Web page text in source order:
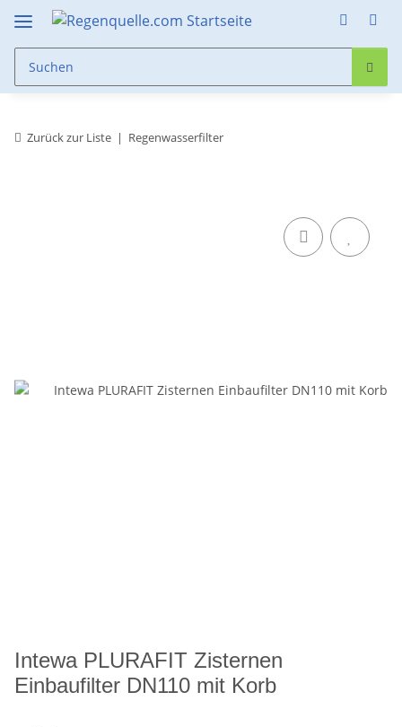
Zurück zur Liste Regenwasserfilter
Intewa PLURAFIT Zisternen
Einbaufilter DN110 mit Korb